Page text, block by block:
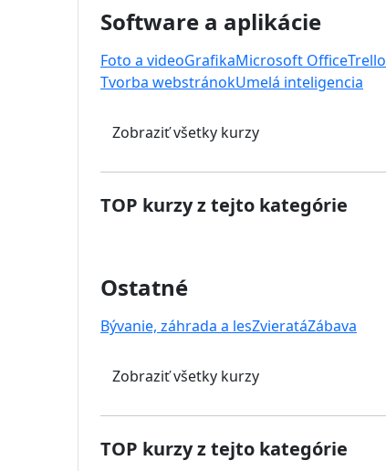
Software a aplikácie
Foto a videoGrafikaMicrosoft OfficeTrello
Tvorba webstránokUmelá inteligencia
Zobraziť všetky kurzy
TOP kurzy z tejto kategórie
Ostatné
Bývanie, záhrada a lesZvieratáZábava
Zobraziť všetky kurzy
TOP kurzy z tejto kategórie